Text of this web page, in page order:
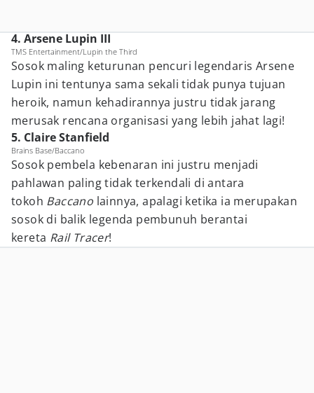
4. Arsene Lupin III
TMS Entertainment/Lupin the Third
Sosok maling keturunan pencuri legendaris Arsene
Lupin ini tentunya sama sekali tidak punya tujuan
heroik, namun kehadirannya justru tidak jarang
merusak rencana organisasi yang lebih jahat lagi!
5. Claire Stanfield
Brains Base/Baccano
Sosok pembela kebenaran ini justru menjadi
pahlawan paling tidak terkendali di antara
tokoh Baccano lainnya, apalagi ketika ia merupakan
sosok di balik legenda pembunuh berantai
kereta Rail Tracer!